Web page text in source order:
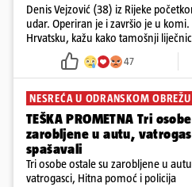
Denis Vejzović (38) iz Rijeke
udar. Operiran je i završio je u
Hrvatsku, kažu kako tamošnji
'Imamo 72 sata'
47
NESREĆA U ODRANSKOM OBREŽU
TEŠKA PROMETNA Tri
zarobljene u autu,
spašavali
Tri osobe ostale su zarobljene u
vatrogasci, Hitna pomoć i policija